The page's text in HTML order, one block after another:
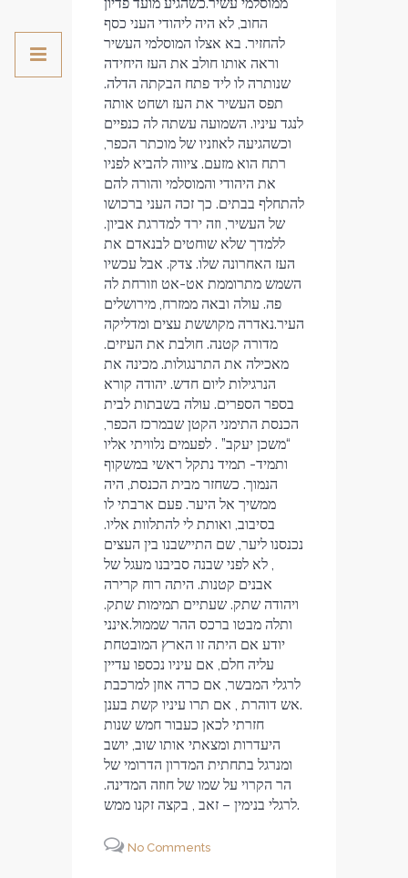
החוב, לא היה ליהודי העני כסף
להחזיר. בא אצלו המוסלמי העשיר
וראה אותו חולב את העז היחידה
שנותרה לו ליד פתח הבקתה הדלה.
תפס העשיר את העז ושחט אותה
לנגד עיניו. השמועה עשתה לה כנפיים
וכשהגיעה לאוזניו של מוכתר הכפר,
רתח הוא מזעם. ציווה להביא לפניו
את היהודי והמוסלמי והורה להם
להתחלף בבתים. כך זכה העני ברכושו
של העשיר, וזה ירד למדרגת אביון.
ללמדך שלא שוחטים לבנאדם את
העז האחרונה שלו. צדק. אבל עכשיו
השמש מתרוממת אט-אט וזורחת לה
פה. עולה ובאה ממזרח, מירושלים
העיר.נאדרה מקוששת עצים ומדליקה
מדורה קטנה. חולבת את העיזים.
מאכילה את התרנגולות. מכינה את
הנרגילות ליום חדש. יהודה קורא
בספר הספרים. עולה בשבתות לבית
הכנסת התימני הקטן שבמרכז הכפר,
“משכן יעקב” . לפעמים נלוויתי אליו
ותמיד- תמיד נתקל ראשי במשקוף
הנמוך. כשחזר מבית הכנסת, היה
ממשיך אל היער. פעם ארבתי לו
בסיבוב, ואותת לי להתלוות אליו.
נכנסנו ליער, שם התיישבנו בין העצים
, לא לפני שבנה סביבנו מעגל של
אבנים קטנות. היתה רוח קרירה
ויהודה שתק. שעתיים תמימות שתק.
ותלה מבטו ברכס ההר שממול.אינני
יודע אם היתה זו הארץ המובטחת
עליה חלם, אם עיניו נכספו עדיין
לרגלי המבשר, אם כרה אוזן למרכבת
אש דוהרת , אם תרו עיניו קשת בענן.
חזרתי לכאן כעבור חמש שנות
היעדרות ומצאתי אותו שוב, יושב
ומנרגל בתחתית המדרון הדרומי של
הר הקרוי על שמו של חוזה המדינה.
לרגלי בנימין – זאב , בקצה זקנו ממש.
No Comments